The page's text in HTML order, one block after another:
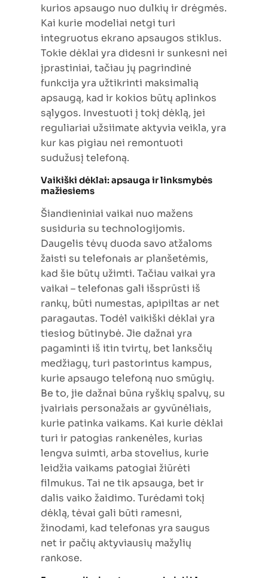
kurios apsaugo nuo dulkių ir drėgmės.
Kai kurie modeliai netgi turi
integruotus ekrano apsaugos stiklus.
Tokie dėklai yra didesni ir sunkesni nei
įprastiniai, tačiau jų pagrindinė
funkcija yra užtikrinti maksimalią
apsaugą, kad ir kokios būtų aplinkos
sąlygos. Investuoti į tokį dėklą, jei
reguliariai užsiimate aktyvia veikla, yra
kur kas pigiau nei remontuoti
sudužusį telefoną.
Vaikiški dėklai: apsauga ir linksmybės
mažiesiems
Šiandieniniai vaikai nuo mažens
susiduria su technologijomis.
Daugelis tėvų duoda savo atžaloms
žaisti su telefonais ar planšetėmis,
kad šie būtų užimti. Tačiau vaikai yra
vaikai – telefonas gali išsprūsti iš
rankų, būti numestas, apipiltas ar net
paragautas. Todėl vaikiški dėklai yra
tiesiog būtinybė. Jie dažnai yra
pagaminti iš itin tvirtų, bet lanksčių
medžiagų, turi pastorintus kampus,
kurie apsaugo telefoną nuo smūgių.
Be to, jie dažnai būna ryškių spalvų, su
įvairiais personažais ar gyvūnėliais,
kurie patinka vaikams. Kai kurie dėklai
turi ir patogias rankenėles, kurias
lengva suimti, arba stovelius, kurie
leidžia vaikams patogiai žiūrėti
filmukus. Tai ne tik apsauga, bet ir
dalis vaiko žaidimo. Turėdami tokį
dėklą, tėvai gali būti ramesni,
žinodami, kad telefonas yra saugus
net ir pačių aktyviausių mažylių
rankose.